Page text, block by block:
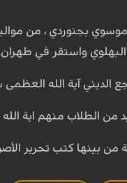
عام1944 في النجف ، الابن الأكبر
البهلوي واستقر في طهران.
الديني آية الله
من الطلاب منهم اية
من بينها كتب تحرير